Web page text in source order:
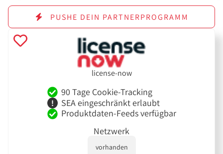
PUSHE DEIN PARTNERPROGRAMM
license-now
90 Tage Cookie-Tracking
SEA eingeschränkt erlaubt
Produktdaten-Feeds verfügbar
Netzwerk
vorhanden